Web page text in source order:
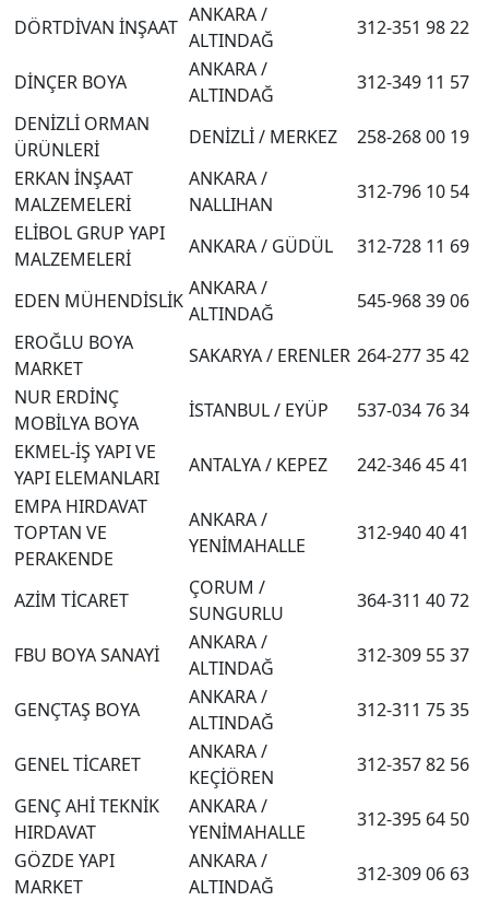
DÖRTDİVAN İNŞAAT
ANKARA /
ALTINDAĞ
312-351 98 22
DİNÇER BOYA
ANKARA /
ALTINDAĞ
312-349 11 57
DENİZLİ ORMAN
ÜRÜNLERİ
DENİZLİ / MERKEZ
258-268 00 19
ERKAN İNŞAAT
MALZEMELERİ
ANKARA /
NALLIHAN
312-796 10 54
ELİBOL GRUP YAPI
MALZEMELERİ
ANKARA / GÜDÜL 312-728 11 69
EDEN MÜHENDİSLİK
ANKARA /
ALTINDAĞ
545-968 39 06
EROĞLU BOYA
MARKET
SAKARYA / ERENLER 264-277 35 42
NUR ERDİNÇ
MOBİLYA BOYA
İSTANBUL / EYÜP
537-034 76 34
EKMEL-İŞ YAPI VE
YAPI ELEMANLARI
ANTALYA / KEPEZ
242-346 45 41
EMPA HIRDAVAT
TOPTAN VE
PERAKENDE
ANKARA /
YENİMAHALLE
312-940 40 41
AZİM TİCARET
ÇORUM /
SUNGURLU
364-311 40 72
FBU BOYA SANAYİ
ANKARA /
ALTINDAĞ
312-309 55 37
GENÇTAŞ BOYA
ANKARA /
ALTINDAĞ
312-311 75 35
GENEL TİCARET
ANKARA /
KEÇİÖREN
312-357 82 56
GENÇ AHİ TEKNİK
HIRDAVAT
ANKARA /
YENİMAHALLE
312-395 64 50
GÖZDE YAPI
MARKET
ANKARA /
ALTINDAĞ
312-309 06 63